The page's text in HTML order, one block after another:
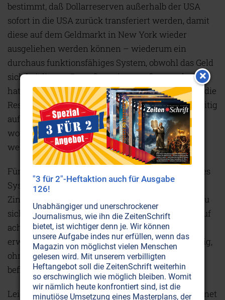
bestimmt, daß Dollarreserven außerhalb der USA
sofort in die USA zurück transferiert werden, damit
diese auf dem Geldmarkt in New York wieder
ausgeliehen werden können – wiederum ein
durchaus funktionsfähiges System, obwohl das Geld
sich bei diesem Prozeß gewissermaßen verdoppelt
hat: Es existiert nun in den Büchern jener Nation, die
Reserven in Dollar angelegt hat – und ist gleichzeitig
auf den amerikanischen Markt zurückgeschleust
worden. Doch genau das kann auch mißbraucht
werden.
Für Staaten mit Außenhandelsdefizit enthält dieses
System auch die Möglichkeit, sich Geld gegen
Zinsen zu leihen, um ihren internen Geldumlauf zu
sichern. Solange also alle beteiligten Staaten darauf
achten, eine ausgeglichene Handelsbilanz zu
erwirtschaften, bleibt dieses System funktionsfähig,
ohne daß eine Erhöhung der im Gesamtumlauf
befindlichen Geldmenge nötig wäre.
Leider gibt es eine Ausnahme: nämlich ausgerechnet
"3 für 2"-Heftaktion auch für Ausgabe
126!
Unabhängiger und unerschrockener
Journalismus, wie ihn die ZeitenSchrift
bietet, ist wichtiger denn je. Wir können
unsere Aufgabe indes nur erfüllen, wenn das
Magazin von möglichst vielen Menschen
gelesen wird. Mit unserem verbilligten
Heftangebot soll die ZeitenSchrift weiterhin
so erschwinglich wie möglich bleiben. Womit
wir nämlich heute konfrontiert sind, ist die
minutiöse Umsetzung eines Masterplans, der